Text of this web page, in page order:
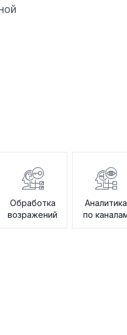
Обработка
возражений
Аналитика
по